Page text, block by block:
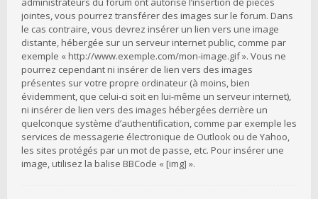
jointes, vous pourrez transférer des images sur le forum. Dans
le cas contraire, vous devrez insérer un lien vers une image
distante, hébergée sur un serveur internet public, comme par
exemple « http://www.exemple.com/mon-image.gif ». Vous ne
pourrez cependant ni insérer de lien vers des images
présentes sur votre propre ordinateur (à moins, bien
évidemment, que celui-ci soit en lui-même un serveur internet),
ni insérer de lien vers des images hébergées derrière un
quelconque système d’authentification, comme par exemple les
services de messagerie électronique de Outlook ou de Yahoo,
les sites protégés par un mot de passe, etc. Pour insérer une
image, utilisez la balise BBCode « [img] ».